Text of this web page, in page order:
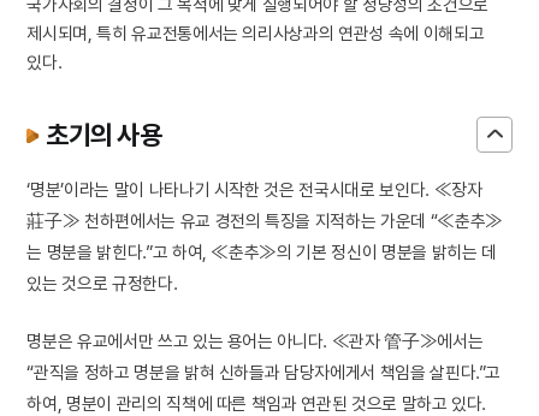
국가사회의 결정이 그 목적에 맞게 실행되어야 할 정당성의 조건으로
제시되며, 특히 유교전통에서는 의리사상과의 연관성 속에 이해되고
있다.
초기의 사용
‘명분’이라는 말이 나타나기 시작한 것은 전국시대로 보인다. ≪장자
莊子≫ 천하편에서는 유교 경전의 특징을 지적하는 가운데 “≪춘추≫
는 명분을 밝힌다.”고 하여, ≪춘추≫의 기본 정신이 명분을 밝히는 데
있는 것으로 규정한다.
명분은 유교에서만 쓰고 있는 용어는 아니다. ≪관자 管子≫에서는
“관직을 정하고 명분을 밝혀 신하들과 담당자에게서 책임을 살핀다.”고
하여, 명분이 관리의 직책에 따른 책임과 연관된 것으로 말하고 있다.